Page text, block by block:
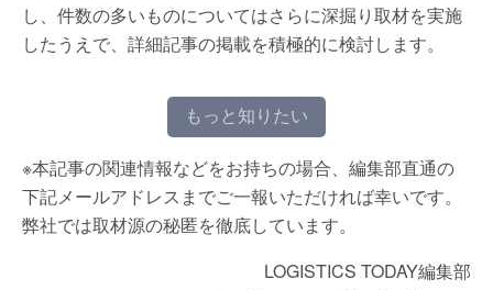
し、件数の多いものについてはさらに深掘り取材を実施
したうえで、詳細記事の掲載を積極的に検討します。
もっと知りたい
※本記事の関連情報などをお持ちの場合、編集部直通の
下記メールアドレスまでご一報いただければ幸いです。
弊社では取材源の秘匿を徹底しています。
LOGISTICS TODAY編集部